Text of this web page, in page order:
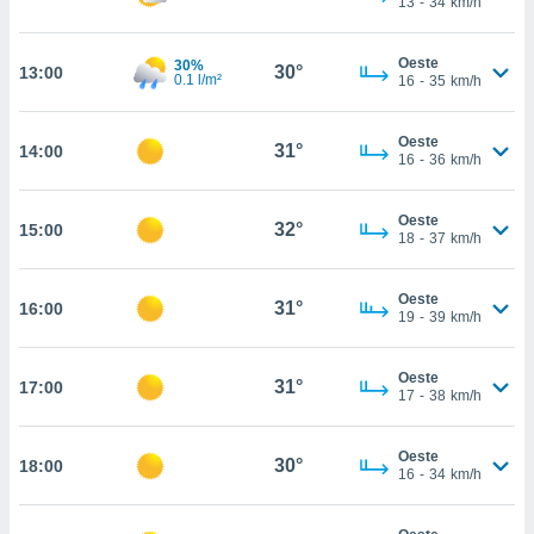
de que
sean
el sitio
para
ni para
aunque
no
abono
13:00
30%
0.1 l/m²
30°
Oeste
16 - 35 km/h
14:00 31°
Oeste
16 - 36 km/h
15:00 32°
Oeste
18 - 37 km/h
16:00 31°
Oeste
19 - 39 km/h
17:00 31°
Oeste
17 - 38 km/h
18:00 30°
Oeste
16 - 34 km/h